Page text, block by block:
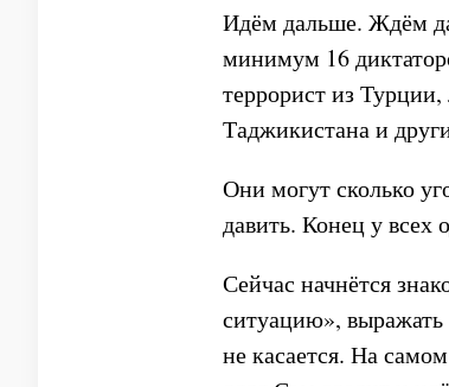
Идём дальше. Ждём
минимум 16
террорист из
Таджикистана и
Они могут сколько
давить. Конец у всех
Сейчас начнётся
ситуацию», выражать
не касается. На